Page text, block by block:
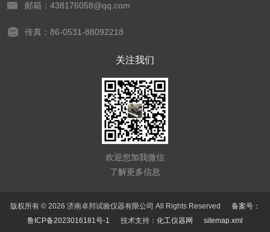
邮箱：438176058@qq.com
传真：86-0531-88092218
关注我们
欢迎您加我微信
了解更多信息
版权所有 © 2026 济南卓邦试验仪器有限公司 All Rights Reserved 备案号：
鲁ICP备2023016181号-1 技术支持： 化工仪器网 sitemap.xml